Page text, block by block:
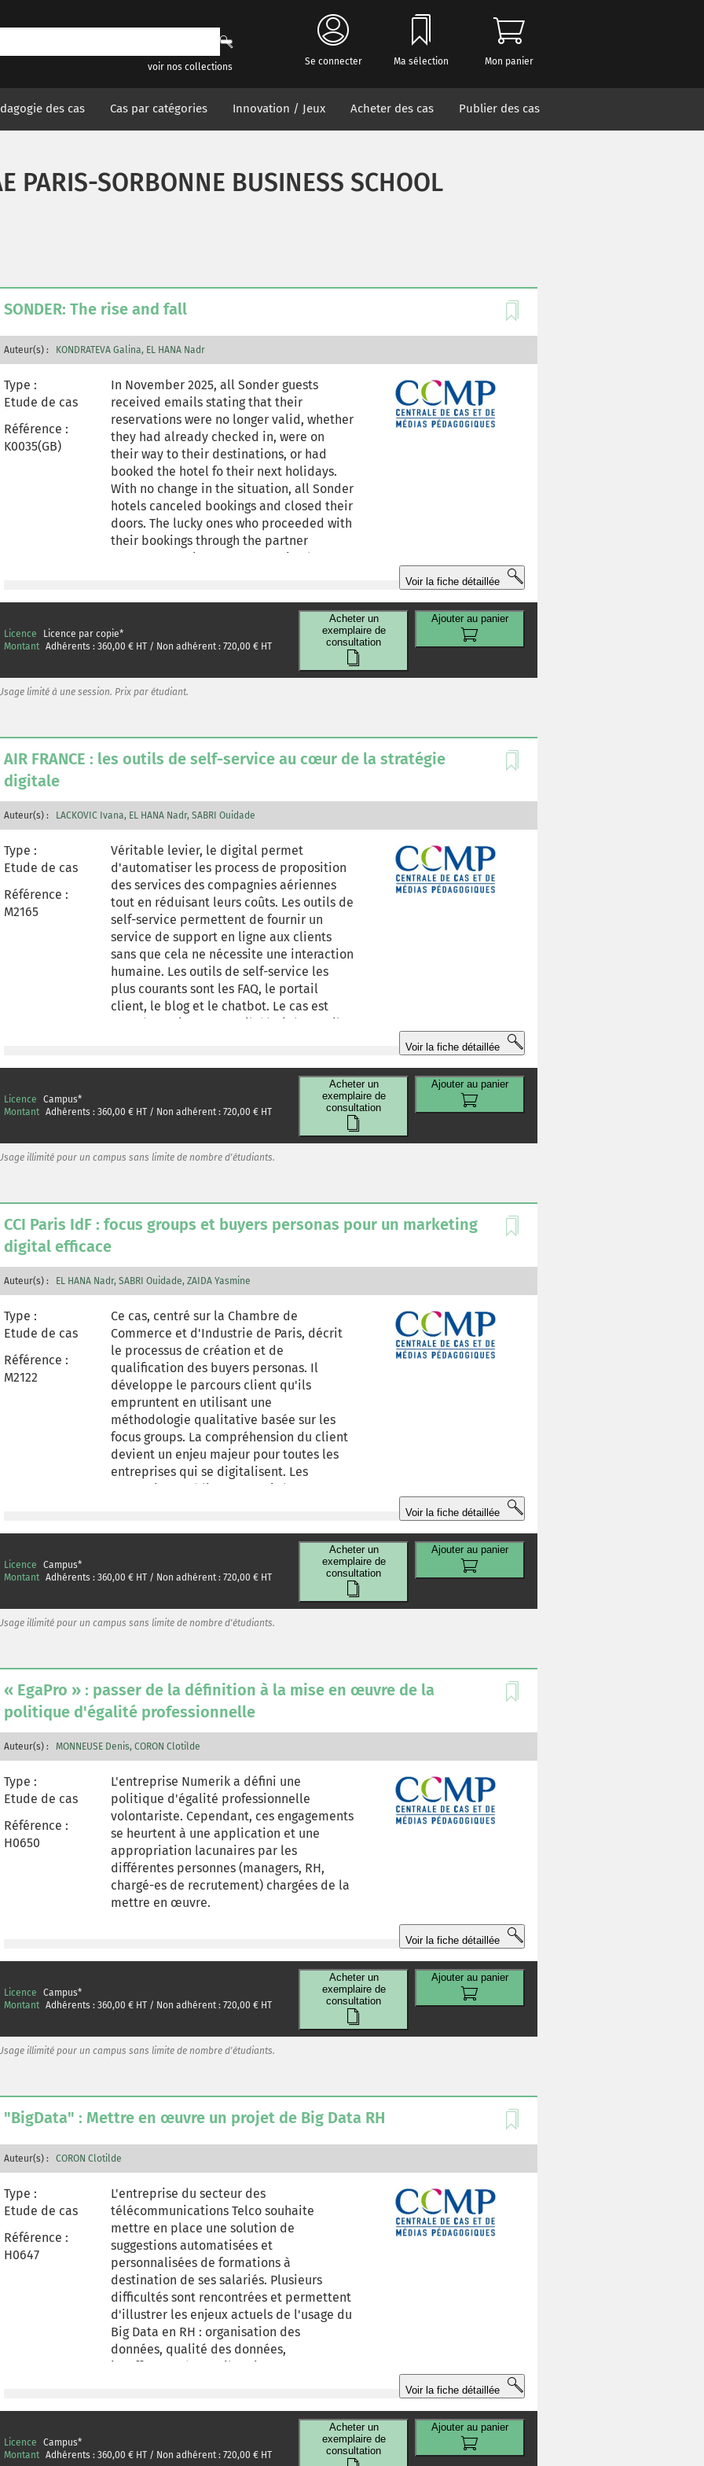
voir nos collections Se connecter Ma sélection Mon panier
des cas Cas par catégories Innovation / Jeux Acheter des cas Publier des cas
PARIS-SORBONNE BUSINESS SCHOOL
SONDER: The rise and fall
Auteur(s) : KONDRATEVA Galina EL HANA Nadr
Type :
Etude de cas
Référence :
K0035(GB)
In November 2025, all Sonder guests
received emails stating that their
reservations were no longer valid, whether
they had already checked in, were on
their way to their destinations, or had
booked the hotel fo their next holidays.
With no change in the situation, all Sonder
hotels canceled bookings and closed their
doors. The lucky ones who proceeded with
their bookings through the partner
company Marriott Bonvoy received at
left on their own. This case study captures
the Sonder bankruptcy in the middle and
explains what happened to the guests
Voir la fiche détaillée
Licence Licence par copie*
limité à une session. Prix par étudiant.
Montant Adhérents : 360,00 € HT / Non adhérent : 720,00 € HT
Acheter un
exemplaire de
consultation
Ajouter au panier
AIR FRANCE : les outils de self-service au cœur de la stratégie
digitale
Auteur(s) : LACKOVIC Ivana EL HANA Nadr SABRI Ouidade
Type :
Etude de cas
Référence :
M2165
Véritable levier, le digital permet
d'automatiser les process de proposition
des services des compagnies aériennes
tout en réduisant leurs coûts. Les outils de
self-service permettent de fournir un
service de support en ligne aux clients
sans que cela ne nécessite une interaction
humaine. Les outils de self-service les
plus courants sont les FAQ, le portail
client, le blog et le chatbot. Le cas est
centré sur Air France et il décrit les outils
auprès des clients. Ce cas évalue aussi
mobilisant une méthodologie
quantitative auprès de 123 clients. Ce cas
est incontournable pour illustrer le rôle et
l'importance des outils de self-service
Voir la fiche détaillée
Licence Campus*
illimité pour un campus sans limite de nombre d'étudiants.
Montant Adhérents : 360,00 € HT / Non adhérent : 720,00 € HT
Acheter un
exemplaire de
consultation
Ajouter au panier
CCI Paris IdF : focus groups et buyers personas pour un marketing
digital efficace
Auteur(s) : EL HANA Nadr SABRI Ouidade ZAIDA Yasmine
Type :
Etude de cas
Référence :
M2122
Ce cas, centré sur la Chambre de
Commerce et d'Industrie de Paris, décrit
le processus de création et de
qualification des buyers personas. Il
développe le parcours client qu'ils
empruntent en utilisant une
méthodologie qualitative basée sur les
focus groups. La compréhension du client
devient un enjeu majeur pour toutes les
entreprises qui se digitalisent. Les
entreprises publiques ou privées
offline personnalisée basée sur ses
attentes. Envoyer le bon message, au bon
le taux de conversion est donc l'objectif
ultime de tous les marketers. C'est là
les personas permettent d'acquérir une
parfaite analyse et compréhension des
clients ciblés, et d'identifier les points de
contact, les leviers et les canaux les plus
efficaces. Les apprenants, au cours de leur
mission, apprennent à maîtriser le rôle
stratégique des buyers personas pour
permettre de dessiner un parcours client
personnalisé et gagner en performance.
Voir la fiche détaillée
Licence Campus*
illimité pour un campus sans limite de nombre d'étudiants.
Montant Adhérents : 360,00 € HT / Non adhérent : 720,00 € HT
Acheter un
exemplaire de
consultation
Ajouter au panier
« EgaPro » : passer de la définition à la mise en œuvre de la
politique d'égalité professionnelle
Auteur(s) : MONNEUSE Denis CORON Clotilde
Type :
Etude de cas
Référence :
H0650
L'entreprise Numerik a défini une
politique d'égalité professionnelle
volontariste. Cependant, ces engagements
se heurtent à une application et une
appropriation lacunaires par les
différentes personnes (managers, RH,
chargé-es de recrutement) chargées de la
mettre en œuvre.
Voir la fiche détaillée
Licence Campus*
illimité pour un campus sans limite de nombre d'étudiants.
Montant Adhérents : 360,00 € HT / Non adhérent : 720,00 € HT
Acheter un
exemplaire de
consultation
Ajouter au panier
"BigData" : Mettre en œuvre un projet de Big Data RH
Auteur(s) : CORON Clotilde
Type :
Etude de cas
Référence :
H0647
L'entreprise du secteur des
télécommunications Telco souhaite
mettre en place une solution de
suggestions automatisées et
personnalisées de formations à
destination de ses salariés. Plusieurs
difficultés sont rencontrées et permettent
d'illustrer les enjeux actuels de l'usage du
Big Data en RH : organisation des
données, qualité des données,
insuffisance des outils existants,
Voir la fiche détaillée
Licence Campus*
Montant Adhérents : 360,00 € HT / Non adhérent : 720,00 € HT
Acheter un
exemplaire de
consultation
Ajouter au panier